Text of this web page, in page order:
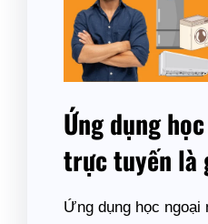
Ứng dụng
trực tuyến là
Ứng dụng học